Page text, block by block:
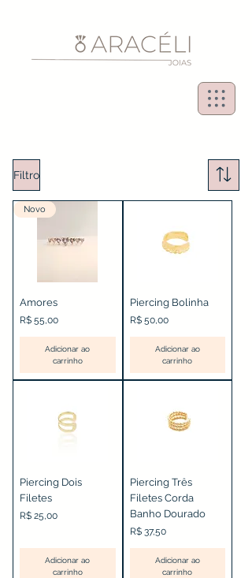
Filtro
Novo
Amores
Preço
R$ 55,00
Adicionar ao
carrinho
Piercing Bolinha
Preço
R$ 50,00
Adicionar ao
carrinho
Piercing Dois
Filetes
Preço
R$ 25,00
Adicionar ao
carrinho
Piercing Três
Filetes Corda
Banho Dourado
Preço
R$ 37,50
Adicionar ao
carrinho